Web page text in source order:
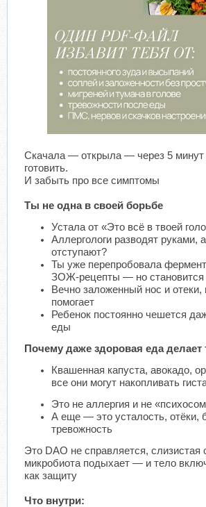
Скачала — открыла — через 5
готовить.
И забыть про все симптомы
Ты не одна в своей борьбе
Устала от «Это всё в твоей
Аллергологи разводят руками,
отступают?
Ты уже перепробовала
ЗОЖ‑рецепты — но становится
Вечно заложенный нос и отеки,
помогает
Ребенок постоянно чешется
еды
Почему даже здоровая еда делает
Квашенная капуста, авокадо,
все они могут накопливать
Это не аллергия и не
А еще — это усталость, отёки,
тревожность
Это DAO не справляется, слизистая
микробиота подыхает — и тело
как защиту
Что внутри: